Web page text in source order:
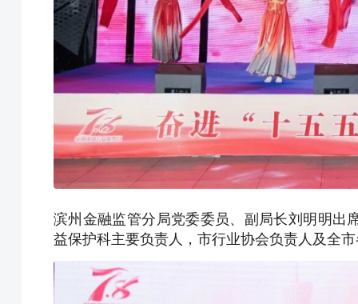
滨州金融监管分局党委委员、副局长刘明明出
益保护科主要负责人，市行业协会负责人及全